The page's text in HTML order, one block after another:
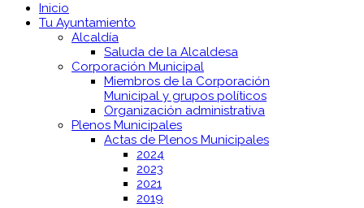
Inicio
Tu Ayuntamiento
Alcaldía
Saluda de la Alcaldesa
Corporación Municipal
Miembros de la Corporación
Municipal y grupos políticos
Organización administrativa
Plenos Municipales
Actas de Plenos Municipales
2024
2023
2021
2019